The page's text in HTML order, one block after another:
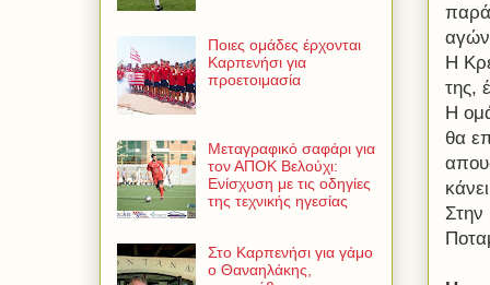
παρά
Η
της,
Η
θα
Ποιες ομάδες έρχονται
Καρπενήσι για
προετοιμασία
Μεταγραφικό σαφάρι για
τον ΑΠΟΚ Βελούχι:
Ενίσχυση με τις οδηγίες
της τεχνικής ηγεσίας
Στο Καρπενήσι για γάμο
ο Θαναηλάκης,